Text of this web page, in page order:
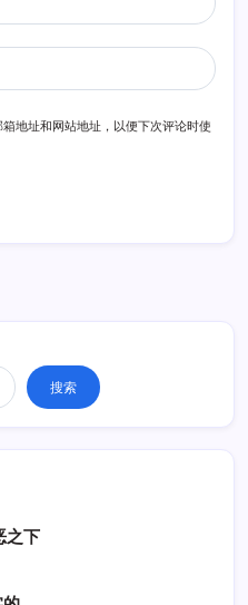
地址和网站地址，以便下次评论时使
搜索
之下